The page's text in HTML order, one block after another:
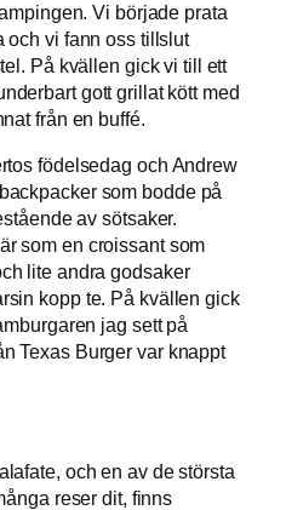
Vi började prata
och vi fann oss tillslut
På kvällen gick vi till ett
gott grillat kött med
från en buffé.
födelsedag och Andrew
som bodde på
av sötsaker.
som en croissant som
lite andra godsaker
kopp te. På kvällen gick
jag sett på
Texas Burger var knappt
och en av de största
reser dit, finns